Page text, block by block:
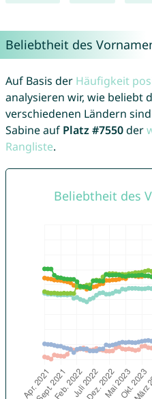
Beliebtheit des
Auf Basis der Häufigkeit
analysieren wir, wie beliebt
verschiedenen Ländern
Sabine auf Platz #7550der
Rangliste.